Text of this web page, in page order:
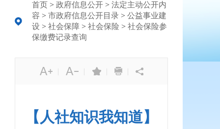
首页 > 政府信息公开 > 法定主动公开内
容 > 市政府信息公开目录 > 公益事业建
设 > 社会保障 > 社会保险 > 社会保险参
保缴费记录查询
| | | |
【人社知识我知道】